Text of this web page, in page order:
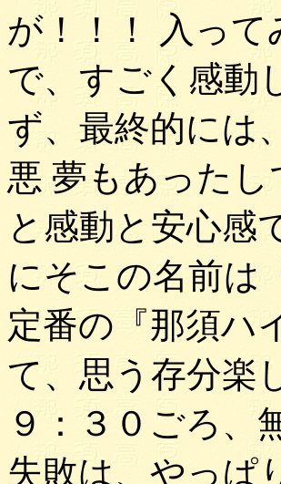
が！！！ 入っ
で、すごく感動
ず、最終的には
悪 夢もあった
と感動と安心感
にそこの名前は
定番の『那須ハ
て、思う存分楽
９：３０ごろ、
失敗は、やっぱ